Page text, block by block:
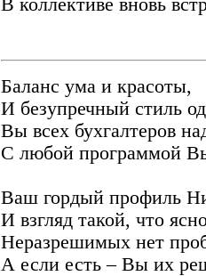
В коллективе вновь
Баланс ума и красоты,
И безупречный стиль
Вы всех бухгалтеров
С любой программой
Ваш гордый профиль
И взгляд такой, что
Неразрешимых нет
А если есть – Вы их